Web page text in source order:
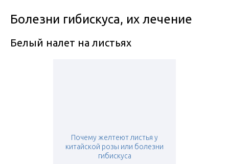
Болезни гибискуса, их лечение
Белый налет на листьях
Почему желтеют листья у
китайской розы или болезни
гибискуса